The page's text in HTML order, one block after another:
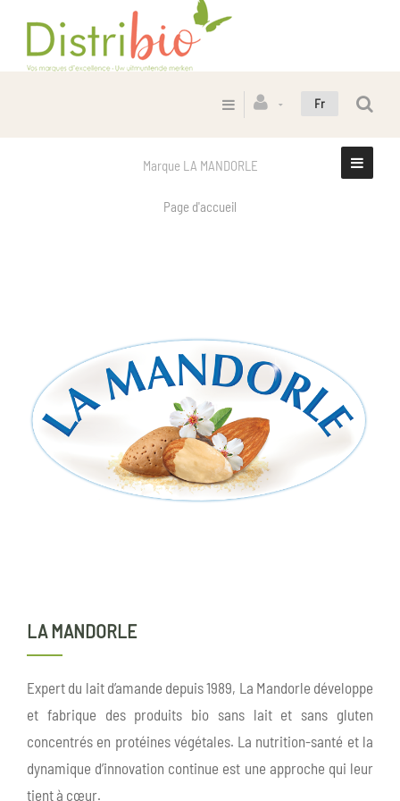
Fr
Marque LA MANDORLE
Page d'accueil
LA MANDORLE
Expert du lait d’amande depuis 1989, La Mandorle développe
et fabrique des produits bio sans lait et sans gluten
concentrés en protéines végétales. La nutrition-santé et la
dynamique d’innovation continue est une approche qui leur
tient à cœur.